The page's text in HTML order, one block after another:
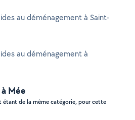
au déménagement à Saint-
au déménagement à
Mée
étant de la même catégorie, pour cette